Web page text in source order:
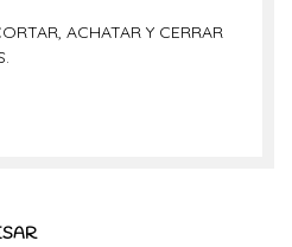
ACHATAR Y CERRAR